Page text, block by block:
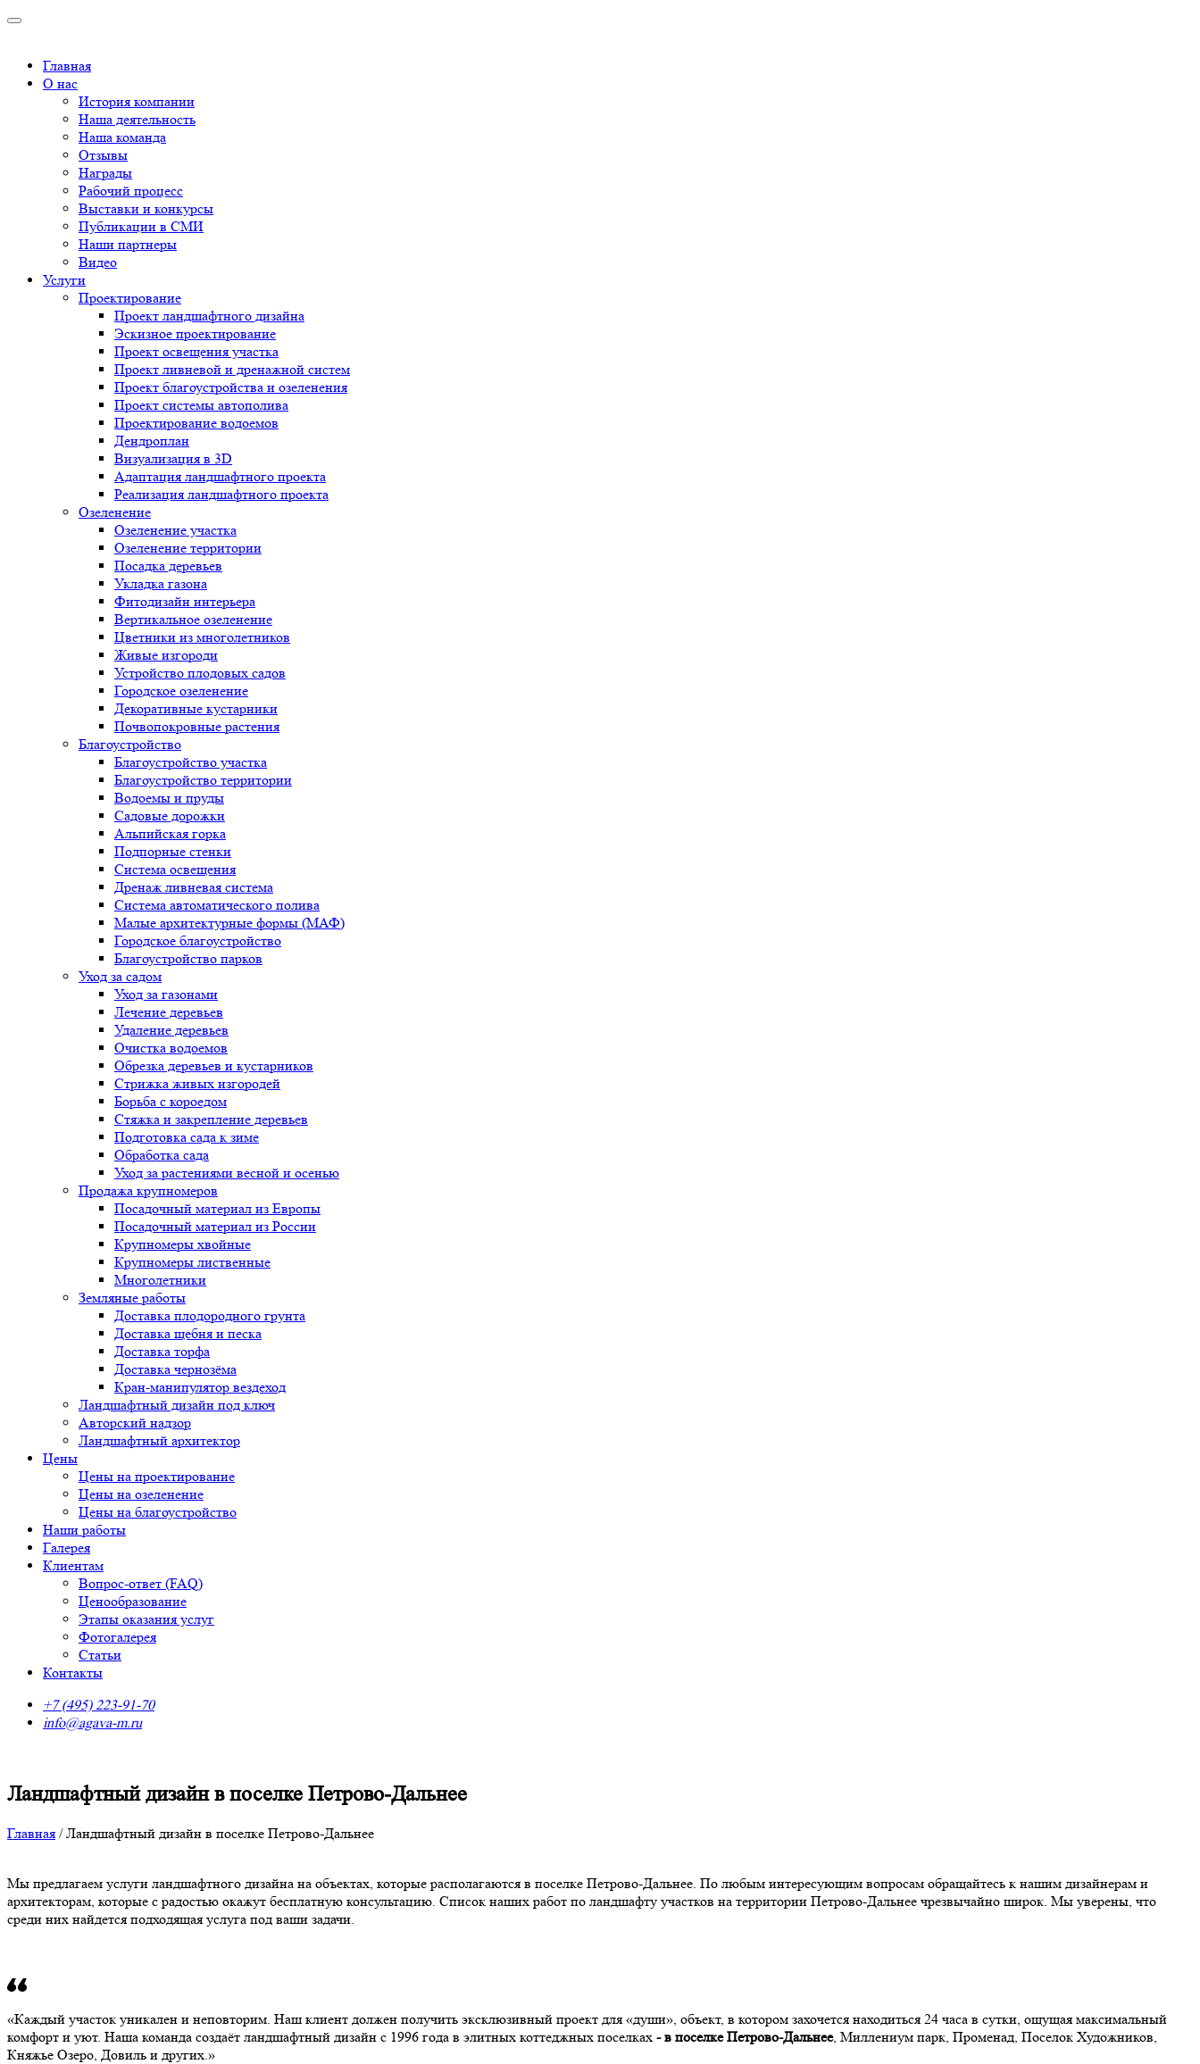
Главная
О нас
История компании
Наша деятельность
Наша команда
Отзывы
Награды
Рабочий процесс
Выставки и конкурсы
Публикации в СМИ
Наши партнеры
Видео
Услуги
Проектирование
Проект ландшафтного дизайна
Эскизное проектирование
Проект освещения участка
Проект ливневой и дренажной систем
Проект благоустройства и озеленения
Проект системы автополива
Проектирование водоемов
Дендроплан
Визуализация в 3D
Адаптация ландшафтного проекта
Реализация ландшафтного проекта
Озеленение
Озеленение участка
Озеленение территории
Посадка деревьев
Укладка газона
Фитодизайн интерьера
Вертикальное озеленение
Цветники из многолетников
Живые изгороди
Устройство плодовых садов
Городское озеленение
Декоративные кустарники
Почвопокровные растения
Благоустройство
Благоустройство участка
Благоустройство территории
Водоемы и пруды
Садовые дорожки
Альпийская горка
Подпорные стенки
Система освещения
Дренаж ливневая система
Система автоматического полива
Малые архитектурные формы (МАФ)
Городское благоустройство
Благоустройство парков
Уход за садом
Уход за газонами
Лечение деревьев
Удаление деревьев
Очистка водоемов
Обрезка деревьев и кустарников
Стрижка живых изгородей
Борьба с короедом
Стяжка и закрепление деревьев
Подготовка сада к зиме
Обработка сада
Уход за растениями весной и осенью
Продажа крупномеров
Посадочный материал из Европы
Посадочный материал из России
Крупномеры хвойные
Крупномеры лиственные
Многолетники
Земляные работы
Доставка плодородного грунта
Доставка щебня и песка
Доставка торфа
Доставка чернозёма
Кран-манипулятор вездеход
Ландшафтный дизайн под ключ
Авторский надзор
Ландшафтный архитектор
Цены
Цены на проектирование
Цены на озеленение
Цены на благоустройство
Наши работы
Галерея
Клиентам
Вопрос-ответ (FAQ)
Ценообразование
Этапы оказания услуг
Фотогалерея
Статьи
Контакты
+7 (495) 223-91-70
info@agava-m.ru
Ландшафтный дизайн в поселке Петрово-Дальнее
Главная /Ландшафтный дизайн в поселке Петрово-Дальнее
Мы предлагаем услуги ландшафтного дизайна на объектах, которые располагаются в поселке Петрово-Дальнее. По любым интересующим вопросам обращайтесь к нашим дизайнерам и
архитекторам, которые с радостью окажут бесплатную консультацию. Список наших работ по ландшафту участков на территории Петрово-Дальнее чрезвычайно широк. Мы уверены, что
среди них найдется подходящая услуга под ваши задачи.
Каждый участок уникален и неповторим. Наш клиент должен получить эксклюзивный проект для «души», объект, в котором захочется находиться 24 часа в сутки, ощущая максимальный
комфорт и уют. Наша команда создаёт ландшафтный дизайн с 1996 года в элитных коттеджных поселках - в поселке Петрово-Дальнее, Миллениум парк, Променад, Поселок Художников,
Княжье Озеро, Довиль и других.